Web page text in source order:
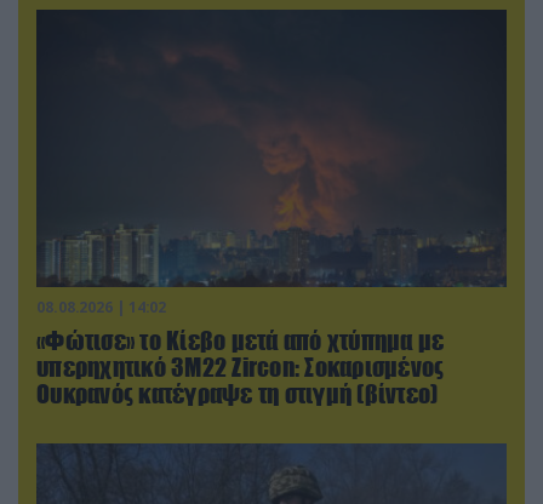
08.08.2026 | 14:02
«Φώτισε» το Κίεβο μετά από χτύπημα με
υπερηχητικό 3M22 Zircon: Σοκαρισμένος
Ουκρανός κατέγραψε τη στιγμή (βίντεο)